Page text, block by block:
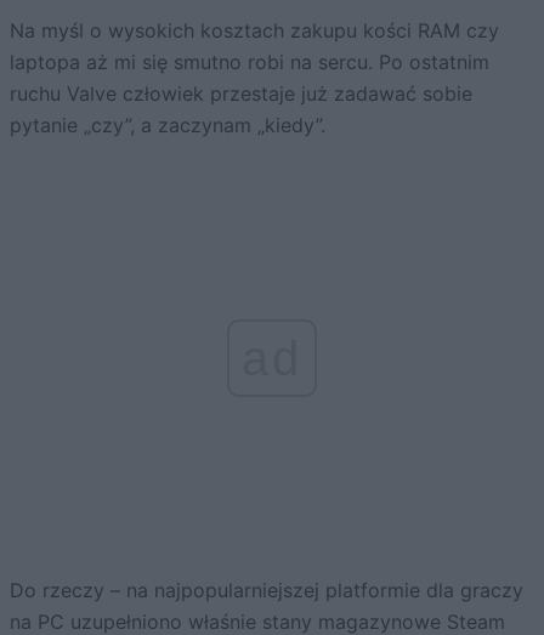
Na myśl o wysokich kosztach zakupu kości RAM czy
laptopa aż mi się smutno robi na sercu. Po ostatnim
ruchu Valve człowiek przestaje już zadawać sobie
pytanie „czy”, a zaczynam „kiedy”.
Do rzeczy – na najpopularniejszej platformie dla graczy
na PC uzupełniono właśnie stany magazynowe Steam